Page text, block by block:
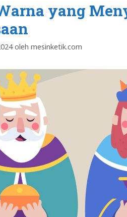
yang
oleh mesinketik.com